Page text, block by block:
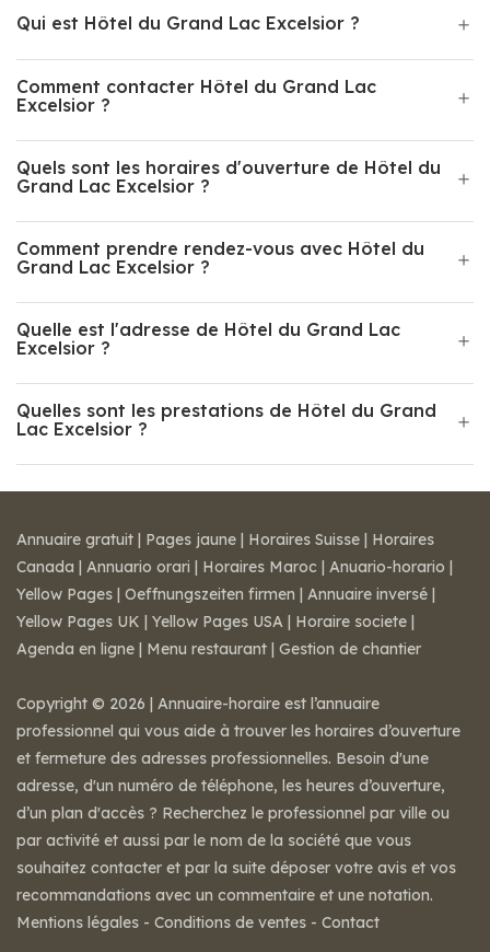
Qui est Hôtel du Grand Lac Excelsior ?
Comment contacter Hôtel du Grand Lac
Excelsior ?
Quels sont les horaires d'ouverture de Hôtel du
Grand Lac Excelsior ?
Comment prendre rendez-vous avec Hôtel du
Grand Lac Excelsior ?
Quelle est l'adresse de Hôtel du Grand Lac
Excelsior ?
Quelles sont les prestations de Hôtel du Grand
Lac Excelsior ?
Annuaire gratuit | Pages jaune | Horaires Suisse | Horaires
Canada | Annuario orari | Horaires Maroc | Anuario-horario |
Yellow Pages | Oeffnungszeiten firmen | Annuaire inversé |
Yellow Pages UK | Yellow Pages USA | Horaire societe |
Agenda en ligne | Menu restaurant | Gestion de chantier
Copyright © 2026 | Annuaire-horaire est l’annuaire
professionnel qui vous aide à trouver les horaires d’ouverture
et fermeture des adresses professionnelles. Besoin d'une
adresse, d'un numéro de téléphone, les heures d’ouverture,
d’un plan d'accès ? Recherchez le professionnel par ville ou
par activité et aussi par le nom de la société que vous
souhaitez contacter et par la suite déposer votre avis et vos
recommandations avec un commentaire et une notation.
Mentions légales - Conditions de ventes - Contact